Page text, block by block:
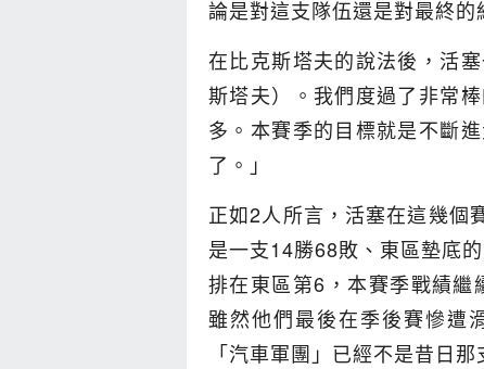
論是對這支隊伍還是對最終的
在比克斯塔夫的說法後，活
斯塔夫）。我們度過了非常
多。本賽季的目標就是不斷
了。」
正如2人所言，活塞在這幾個
是一支14勝68敗、東區墊底
排在東區第6，本賽季戰績繼
雖然他們最後在季後賽慘遭
「汽車軍團」已經不是昔日